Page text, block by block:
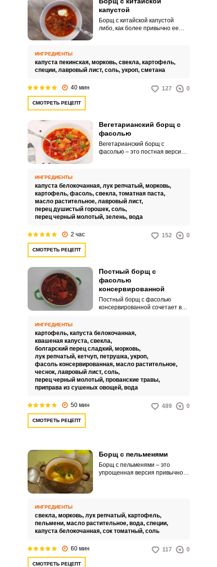
капустой
Борщ с китайской капустой
либо, как более привычно ее
Вкус будет очень нежным и
сочным.
ИНГРЕДИЕНТЫ
капуста пекинская, морковь, свекла, картофель,
специи, лавровый лист, соль, укроп, сметана
40 мин 127 0
СМОТРЕТЬ РЕЦЕПТ
Вегетарианский борщ с
фасолью
Вегетарианский борщ с
фасолью – это постная версия
а также питательное и сытное
блюдо благодаря добавлению
фасоли.
ИНГРЕДИЕНТЫ
капуста белокочанная, лук репчатый, морковь,
картофель, фасоль, свекла, томатная паста,
масло растительное, лавровый лист,
перец душистый горошек, соль,
перец черный молотый, зелень, вода
2 час 152 0
СМОТРЕТЬ РЕЦЕПТ
Постный борщ с
фасолью
консервированной
Постный борщ с фасолью
консервированной сочетает в
чему блюдо имеет пикантную
кислинку. Борщ получается
сытным и питательным, так как
животный белок заменяется
растительным в виде фасоли.
ИНГРЕДИЕНТЫ
картофель, капуста белокочанная,
квашеная капуста, свекла,
болгарский перец сладкий, морковь,
лук репчатый, кетчуп, петрушка, укроп,
фасоль консервированная, масло растительное,
чеснок, лавровый лист, соль,
перец черный молотый, прованские травы,
приправа из сушеных овощей, вода
50 мин 489 0
СМОТРЕТЬ РЕЦЕПТ
Борщ с пельменями
Борщ с пельменями – это
упрощенная версия привычного
приготовления мясного бульона.
ИНГРЕДИЕНТЫ
свекла, морковь, лук репчатый, картофель,
пельмени, масло растительное, вода, специи,
капуста белокочанная, сок томатный, соль
60 мин 117 0
СМОТРЕТЬ РЕЦЕПТ
ВХОД
ЕЩЕ НЕ ЗАРЕГИСТРИРОВАННЫ?
Забыли пароль?